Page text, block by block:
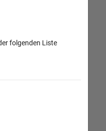
folgenden Liste